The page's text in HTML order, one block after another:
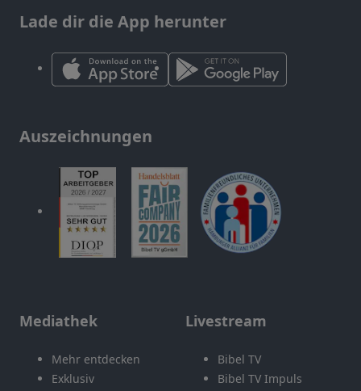
Lade dir die App herunter
Auszeichnungen
Mediathek
Mehr entdecken
Exklusiv
Livestream
Bibel TV
Bibel TV Impuls